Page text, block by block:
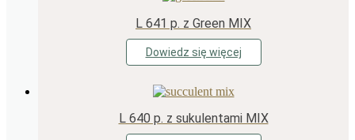
L 641 p. z Green MIX
Dowiedz się więcej
L 640 p. z sukulentami MIX